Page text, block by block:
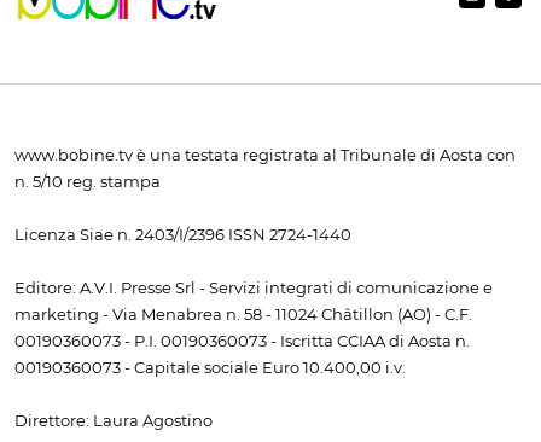
www.bobine.tv è una testata registrata al Tribunale di Aosta con
n. 5/10 reg. stampa
Licenza Siae n. 2403/I/2396 ISSN 2724-1440
Editore: A.V.I. Presse Srl - Servizi integrati di comunicazione e
marketing - Via Menabrea n. 58 - 11024 Châtillon (AO) - C.F.
00190360073 - P.I. 00190360073 - Iscritta CCIAA di Aosta n.
00190360073 - Capitale sociale Euro 10.400,00 i.v.
Direttore: Laura Agostino